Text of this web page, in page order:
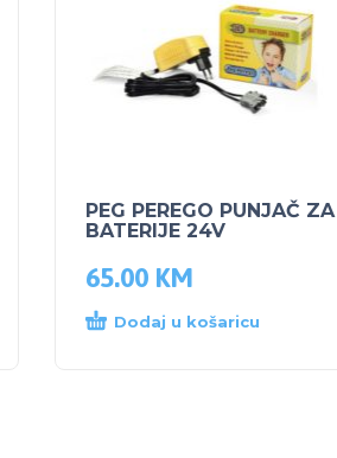
PEG PEREGO PUNJAČ ZA
BATERIJE 24V
65.00 KM
Dodaj u košaricu